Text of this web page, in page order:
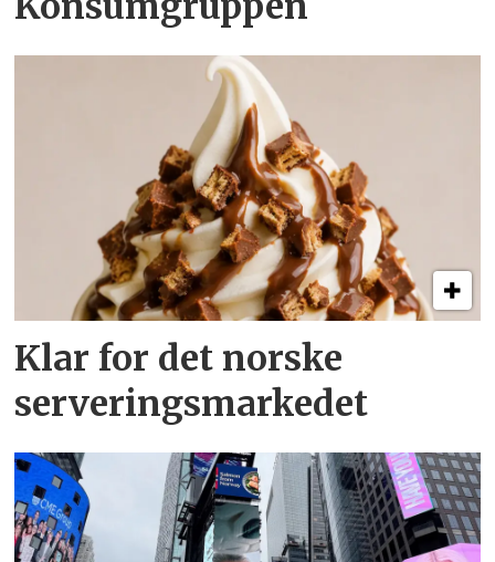
Klar for det norske
serveringsmarkedet